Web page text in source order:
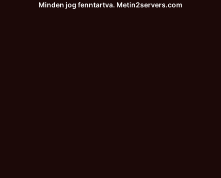
Minden jog fenntartva. Metin2servers.com